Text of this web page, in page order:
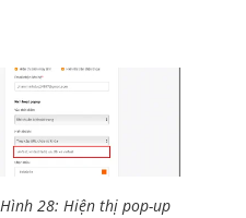
Hình 28: Hiện thị pop-up